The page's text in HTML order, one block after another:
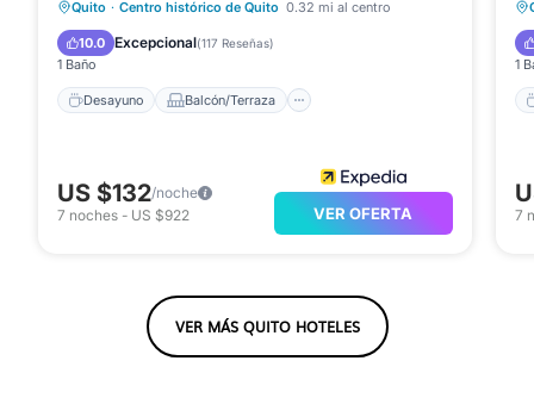
Quito · Centro histórico de Quito 0.32 mi al centro
10.0 Excepcional(117 Reseñas)
1 Baño
Desayuno Balcón/Terraza
Desayuno Balcón/Terraza
Internet
Apto para niños
US $132/noche
7 noches - US $922 VER OFERTA
1
7
VER MÁS QUITO HOTELES